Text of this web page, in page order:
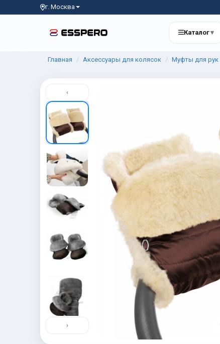
г. Москва
Каталог▾
Главная Аксессуары для колясок Муфты для рук
‹
›